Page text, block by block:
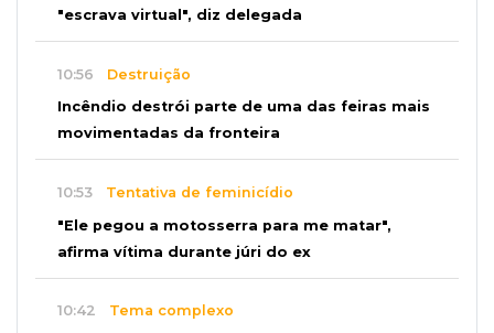
"escrava virtual", diz delegada
10:56 Destruição
Incêndio destrói parte de uma das feiras mais
movimentadas da fronteira
10:53 Tentativa de feminicídio
"Ele pegou a motosserra para me matar",
afirma vítima durante júri do ex
10:42 Tema complexo